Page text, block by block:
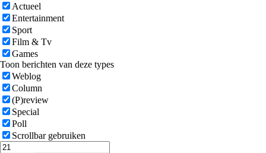
Actueel
Entertainment
Sport
Film & Tv
Games
Toon berichten van deze types
Weblog
Column
(P)review
Special
Poll
Scrollbar gebruiken